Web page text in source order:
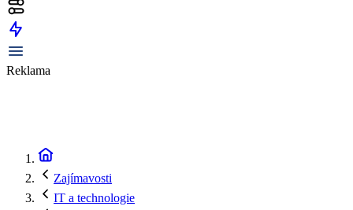
Reklama
Zajímavosti
IT a technologie